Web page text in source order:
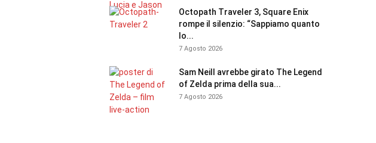
Octopath Traveler 3, Square Enix
rompe il silenzio: “Sappiamo quanto
lo...
7 Agosto 2026
Sam Neill avrebbe girato The Legend
of Zelda prima della sua...
7 Agosto 2026